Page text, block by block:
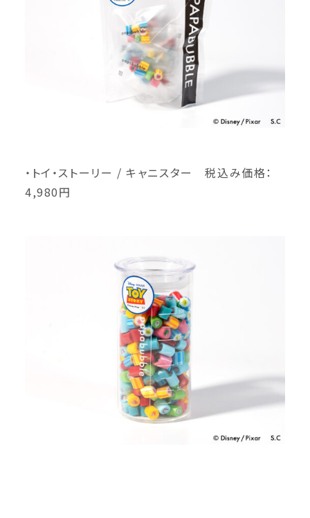
・トイ・ストーリー / キャニスター 税込み価格：
4,980円